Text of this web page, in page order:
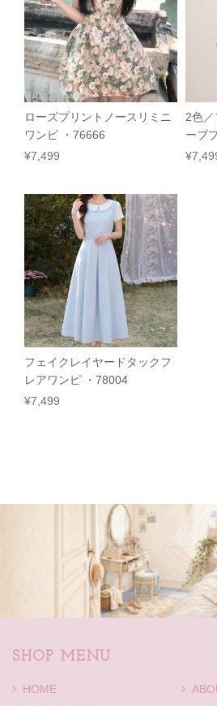
ローズプリントノースリミニ
ワンピ ・76666
¥7,499
2色／
ーブ
フェイクレイヤードタックフ
レアワンピ ・78004
¥7,499
SHOP MENU
HOME